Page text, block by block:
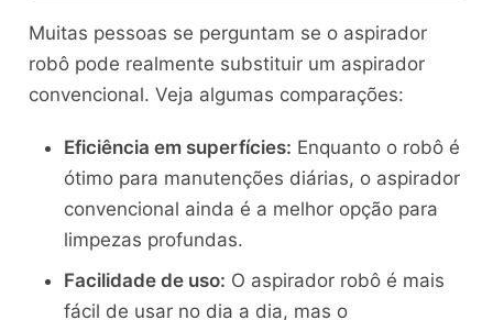
Muitas pessoas se perguntam se o aspirador
robô pode realmente substituir um aspirador
convencional. Veja algumas comparações:
Eficiência em superfícies: Enquanto o robô é
ótimo para manutenções diárias, o aspirador
convencional ainda é a melhor opção para
limpezas profundas.
Facilidade de uso: O aspirador robô é mais
fácil de usar no dia a dia, mas o